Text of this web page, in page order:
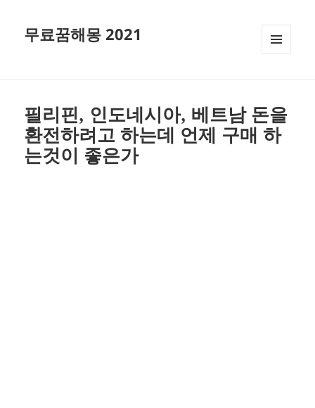
무료꿈해몽 2021
필리핀, 인도네시아, 베트남 돈을
환전하려고 하는데 언제 구매 하
는것이 좋은가